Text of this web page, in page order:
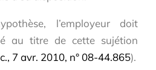
l’employeur doit
au titre de cette sujétion
7 avr. 2010, n° 08-44.865).